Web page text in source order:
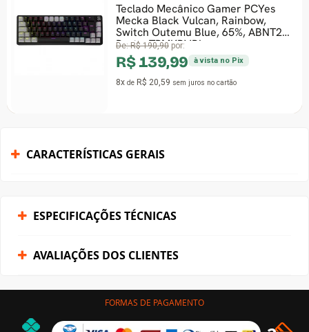
Teclado Mecânico Gamer PCYes
Mecka Black Vulcan, Rainbow,
Switch Outemu Blue, 65%, ABNT2,
Preto, TPMKBVBL
De:R$ 190,90por:
R$ 139,99 à vista no Pix
de R$ 20,59 sem juros no cartão
CARACTERÍSTICAS GERAIS
ESPECIFICAÇÕES TÉCNICAS
AVALIAÇÕES DOS CLIENTES
FORMAS DE PAGAMENTO